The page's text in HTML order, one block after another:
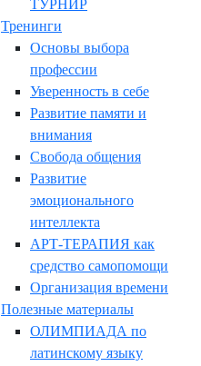
ТУРНИР
Тренинги
Основы выбора
профессии
Уверенность в себе
Развитие памяти и
внимания
Свобода общения
Развитие
эмоционального
интеллекта
АРТ-ТЕРАПИЯ как
средство самопомощи
Организация времени
Полезные материалы
ОЛИМПИАДА по
латинскому языку